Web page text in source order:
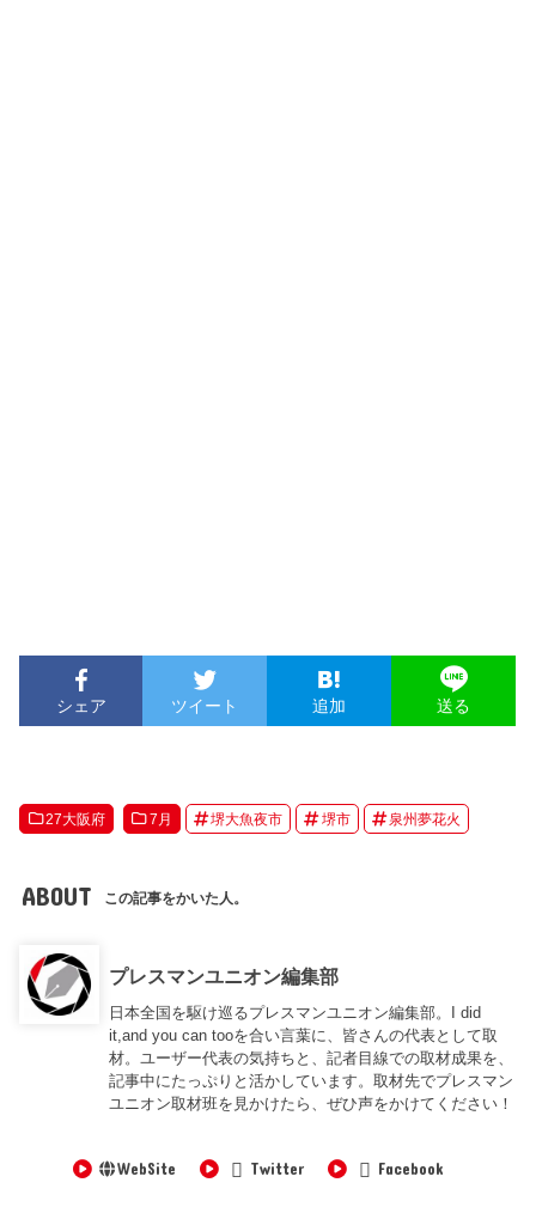
シェア ツイート 追加 送る
27大阪府 7月 堺大魚夜市 堺市 泉州夢花火
ABOUT この記事をかいた人。
プレスマンユニオン編集部
日本全国を駆け巡るプレスマンユニオン編集部。I did
it,and you can tooを合い言葉に、皆さんの代表として取
材。ユーザー代表の気持ちと、記者目線での取材成果を、
記事中にたっぷりと活かしています。取材先でプレスマン
ユニオン取材班を見かけたら、ぜひ声をかけてください！
WebSite Twitter Facebook